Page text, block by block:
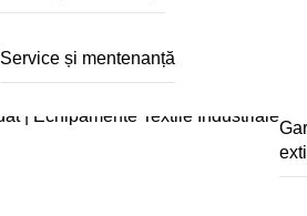
Service și mentenanță